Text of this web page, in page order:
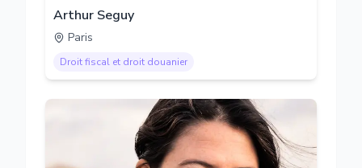
Arthur Seguy
Paris
Droit fiscal et droit douanier